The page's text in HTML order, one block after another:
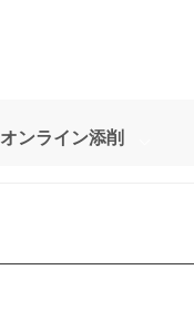
オンライン添削